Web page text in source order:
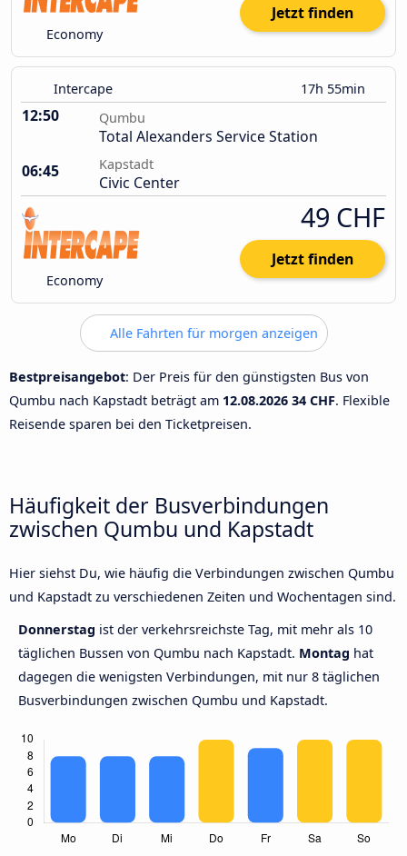
Economy
Jetzt finden
Intercape 17h 55min
12:50 Qumbu
Total Alexanders Service Station
06:45
Kapstadt
Civic Center
Economy
49 CHF
Jetzt finden
Alle Fahrten für morgen anzeigen
Bestpreisangebot: Der Preis für den günstigsten Bus von
Qumbu nach Kapstadt beträgt am 12.08.2026 34 CHF. Flexible
Reisende sparen bei den Ticketpreisen.
Häufigkeit der Busverbindungen
zwischen Qumbu und Kapstadt
Hier siehst Du, wie häufig die Verbindungen zwischen Qumbu
und Kapstadt zu verschiedenen Zeiten und Wochentagen sind.
Donnerstag ist der verkehrsreichste Tag, mit mehr als 10
täglichen Bussen von Qumbu nach Kapstadt. Montag hat
dagegen die wenigsten Verbindungen, mit nur 8 täglichen
Busverbindungen zwischen Qumbu und Kapstadt.